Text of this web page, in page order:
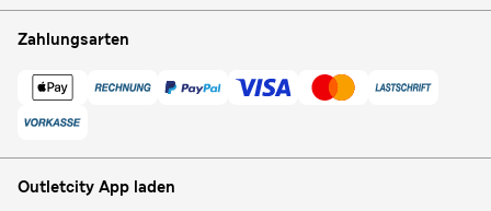
Zahlungsarten
Outletcity App laden